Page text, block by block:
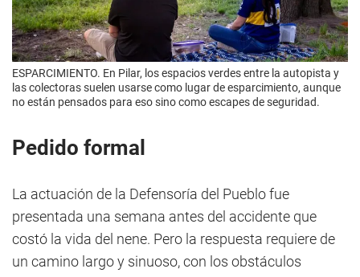
ESPARCIMIENTO. En Pilar, los espacios verdes entre la autopista y
las colectoras suelen usarse como lugar de esparcimiento, aunque
no están pensados para eso sino como escapes de seguridad.
Pedido formal
La actuación de la Defensoría del Pueblo fue
presentada una semana antes del accidente que
costó la vida del nene. Pero la respuesta requiere de
un camino largo y sinuoso, con los obstáculos